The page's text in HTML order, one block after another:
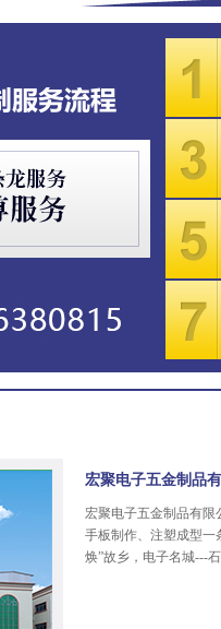
宏聚电子五金制品
宏聚电子五金制品有限
手板制作、注塑成型一
焕”故乡，电子名城---